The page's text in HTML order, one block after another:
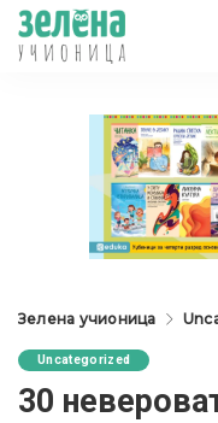
Зелена учионица
Uncategorized
30